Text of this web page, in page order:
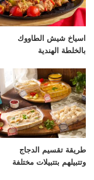
اسياخ شيش الطاووك
بالخلطة الهندية
طريقة تقسيم الدجاج
وتتبيلهم بتتبيلات مختلفة